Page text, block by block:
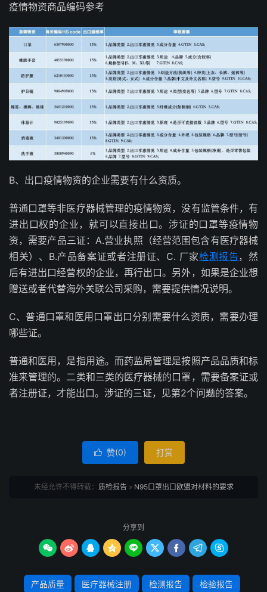
疫情物资商品编码参考
B、出口疫情物资的企业需要有什么资质。
普通口罩等非医疗器械管理的疫情物资，没有监管条件，有
进出口权的企业，就可以直接出口。涉证的口罩等疫情物
资，需要产品三证：A.营业执照（经营范围包含有医疗器械
相关）、B.产品备案证或者注册证、C. 厂家检测报告，然
后有进出口经营权的企业，再行出口。另外，如果是企业想
赠送或者代替海外关联公司采购，需要提供情况说明。
C、普通口罩和医用口罩出口分别需要什么资质，需要办理
哪些证。
普通和医用，是指用途。而药监局管理是按照产品品质和标
准来管理的。二类和三类的医疗器械的口罩，需要备案证或
者注册证，才能出口。涉证的三证，见第2个问题的答案。
 赞(0) 打赏
未经允许不得转载： 质检报告» N95口罩出口欧盟对材料的要求
分享到
        
产品质量 医疗器械注册 检测报告 检验报告